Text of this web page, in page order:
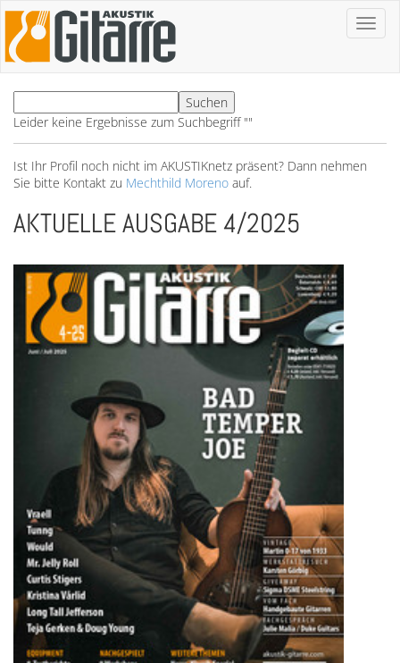
Toggle
Leider keine Ergebnisse zum Suchbegriff ""
Ist Ihr Profil noch nicht im AKUSTIKnetz präsent? Dann nehmen
Sie bitte Kontakt zu Mechthild Moreno auf.
AKTUELLE AUSGABE 4/2025